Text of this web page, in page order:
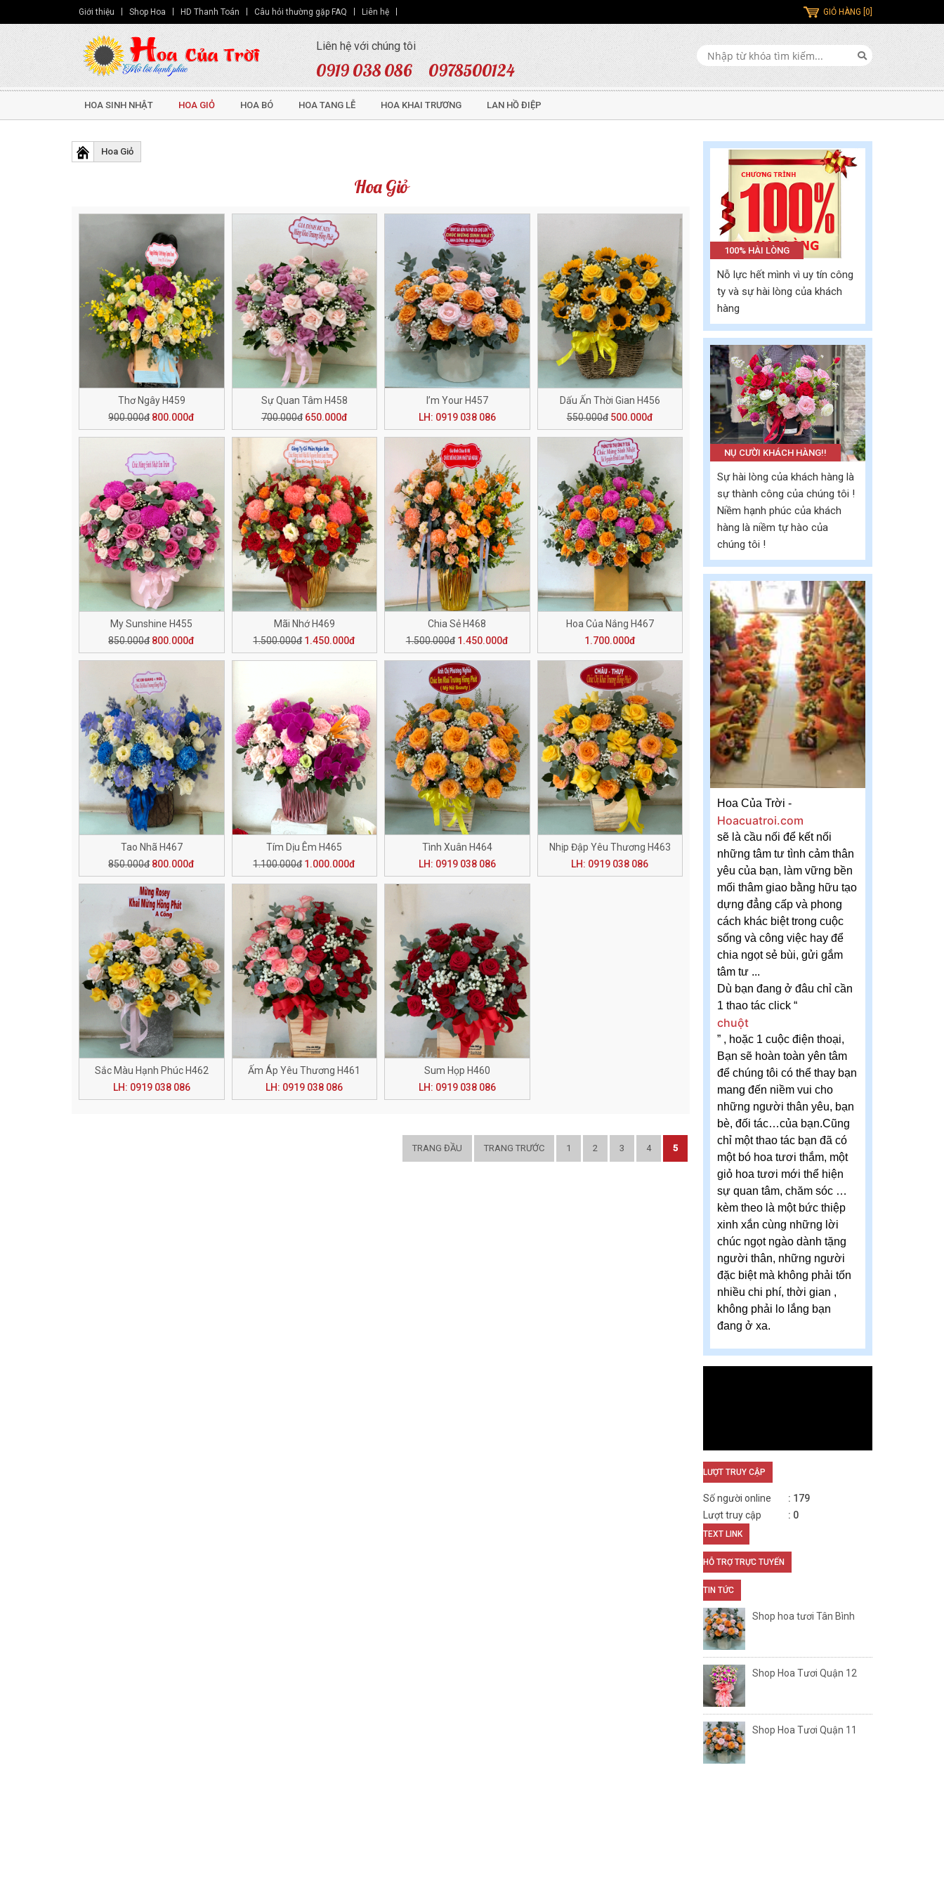
Giới thiệu Shop Hoa HD Thanh Toán Câu hỏi thường gặp FAQ Liên hệ GIỎ HÀNG [0]
Liên hệ với chúng tôi
0919 038 086 0978500124
HOA SINH NHẬT HOA GIỎ HOA BÓ HOA TANG LỄ HOA KHAI TRƯƠNG LAN HỒ ĐIỆP
Hoa Giỏ
Hoa Giỏ
Thơ Ngây H459
900.000đ 800.000đ
Sự Quan Tâm H458
700.000đ 650.000đ
I’m Your H457
LH: 0919 038 086
Dấu Ấn Thời Gian H456
550.000đ 500.000đ
My Sunshine H455
850.000đ 800.000đ
Mãi Nhớ H469
1.500.000đ 1.450.000đ
Chia Sẻ H468
1.500.000đ 1.450.000đ
Hoa Của Nắng H467
1.700.000đ
Tao Nhã H467
850.000đ 800.000đ
Tím Dịu Êm H465
1.100.000đ 1.000.000đ
Tình Xuân H464
LH: 0919 038 086
Nhịp Đập Yêu Thương H463
LH: 0919 038 086
Sắc Màu Hạnh Phúc H462
LH: 0919 038 086
Ấm Áp Yêu Thương H461
LH: 0919 038 086
Sum Họp H460
LH: 0919 038 086
TRANG ĐẦU TRANG TRƯỚC 1 2 3 4 5
100% HÀI LÒNG
Nỗ lực hết mình vì uy tín công
ty và sự hài lòng của khách
hàng
NỤ CƯỜI KHÁCH HÀNG!!
Sự hài lòng của khách hàng là
sự thành công của chúng tôi !
Niềm hạnh phúc của khách
hàng là niềm tự hào của
chúng tôi !
Hoa Của Trời -
Hoacuatroi.com
sẽ là cầu nối để kết nối
những tâm tư tình cảm thân
yêu của bạn, làm vững bền
mối thâm giao bằng hữu tạo
dựng đẳng cấp và phong
cách khác biệt trong cuộc
sống và công việc hay để
chia ngọt sẻ bùi, gửi gắm
tâm tư ...
Dù bạn đang ở đâu chỉ cần
1 thao tác click “
chuột
” , hoặc 1 cuộc điện thoại,
Bạn sẽ hoàn toàn yên tâm
để chúng tôi có thể thay bạn
mang đến niềm vui cho
những người thân yêu, bạn
bè, đối tác…của bạn.Cũng
chỉ một thao tác bạn đã có
một bó hoa tươi thắm, một
giỏ hoa tươi mới thể hiện
sự quan tâm, chăm sóc …
kèm theo là một bức thiệp
xinh xắn cùng những lời
chúc ngọt ngào dành tặng
người thân, những người
đặc biệt mà không phải tốn
nhiều chi phí, thời gian ,
không phải lo lắng bạn
đang ở xa.
LƯỢT TRUY CẬP
Số người online
179
Lượt truy cập
0
TEXT LINK
HỖ TRỢ TRỰC TUYẾN
TIN TỨC
Shop hoa tươi Tân Bình
Shop Hoa Tươi Quận 12
Shop Hoa Tươi Quận 11